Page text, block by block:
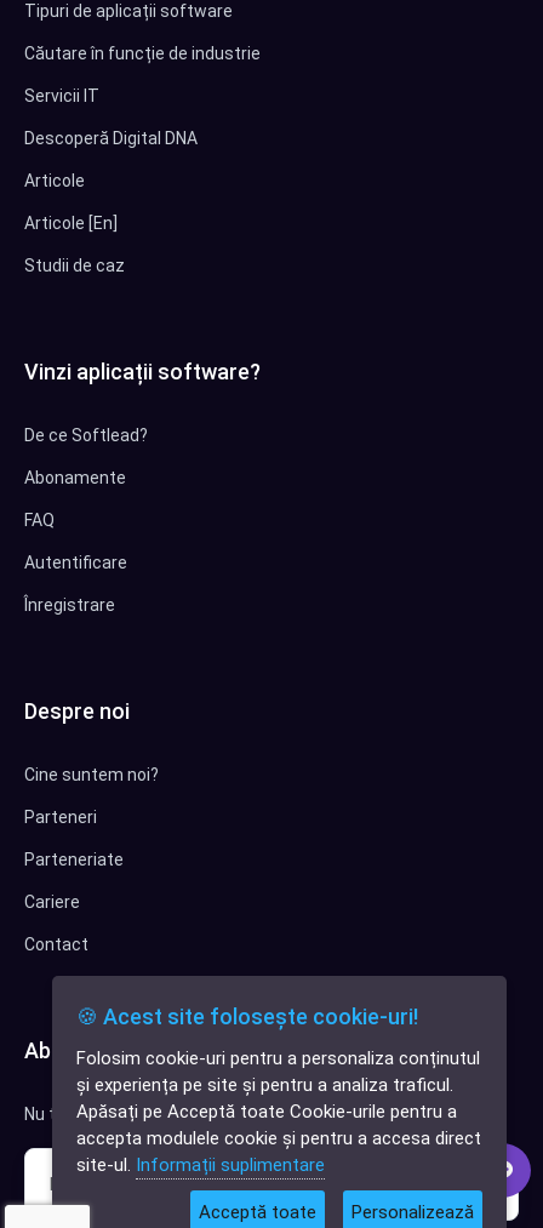
✕
Cauți o aplicație
software?
Tipuri de aplicații software
Căutare în funcție de industrie
Servicii IT
Descoperă Digital DNA
Articole
Articole [En]
Studii de caz
Vinzi aplicații software?
De ce Softlead?
Abonamente
FAQ
Autentificare
Înregistrare
Despre noi
Cine suntem noi?
Parteneri
Parteneriate
Cariere
Contact
Abonează-te la newsletter
Nu trimitem spam, deci nu îți face griji.
🍪 Acest site folosește cookie-uri!
Folosim cookie-uri pentru a personaliza conținutul
și experiența pe site și pentru a analiza traficul.
Apăsați pe Acceptă toate Cookie-urile pentru a
accepta modulele cookie și pentru a accesa direct
site-ul. Informații suplimentare
Acceptă toate Personalizează